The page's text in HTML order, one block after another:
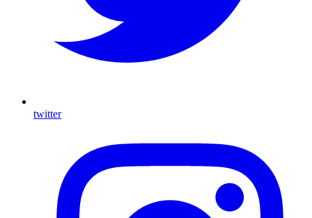
twitter